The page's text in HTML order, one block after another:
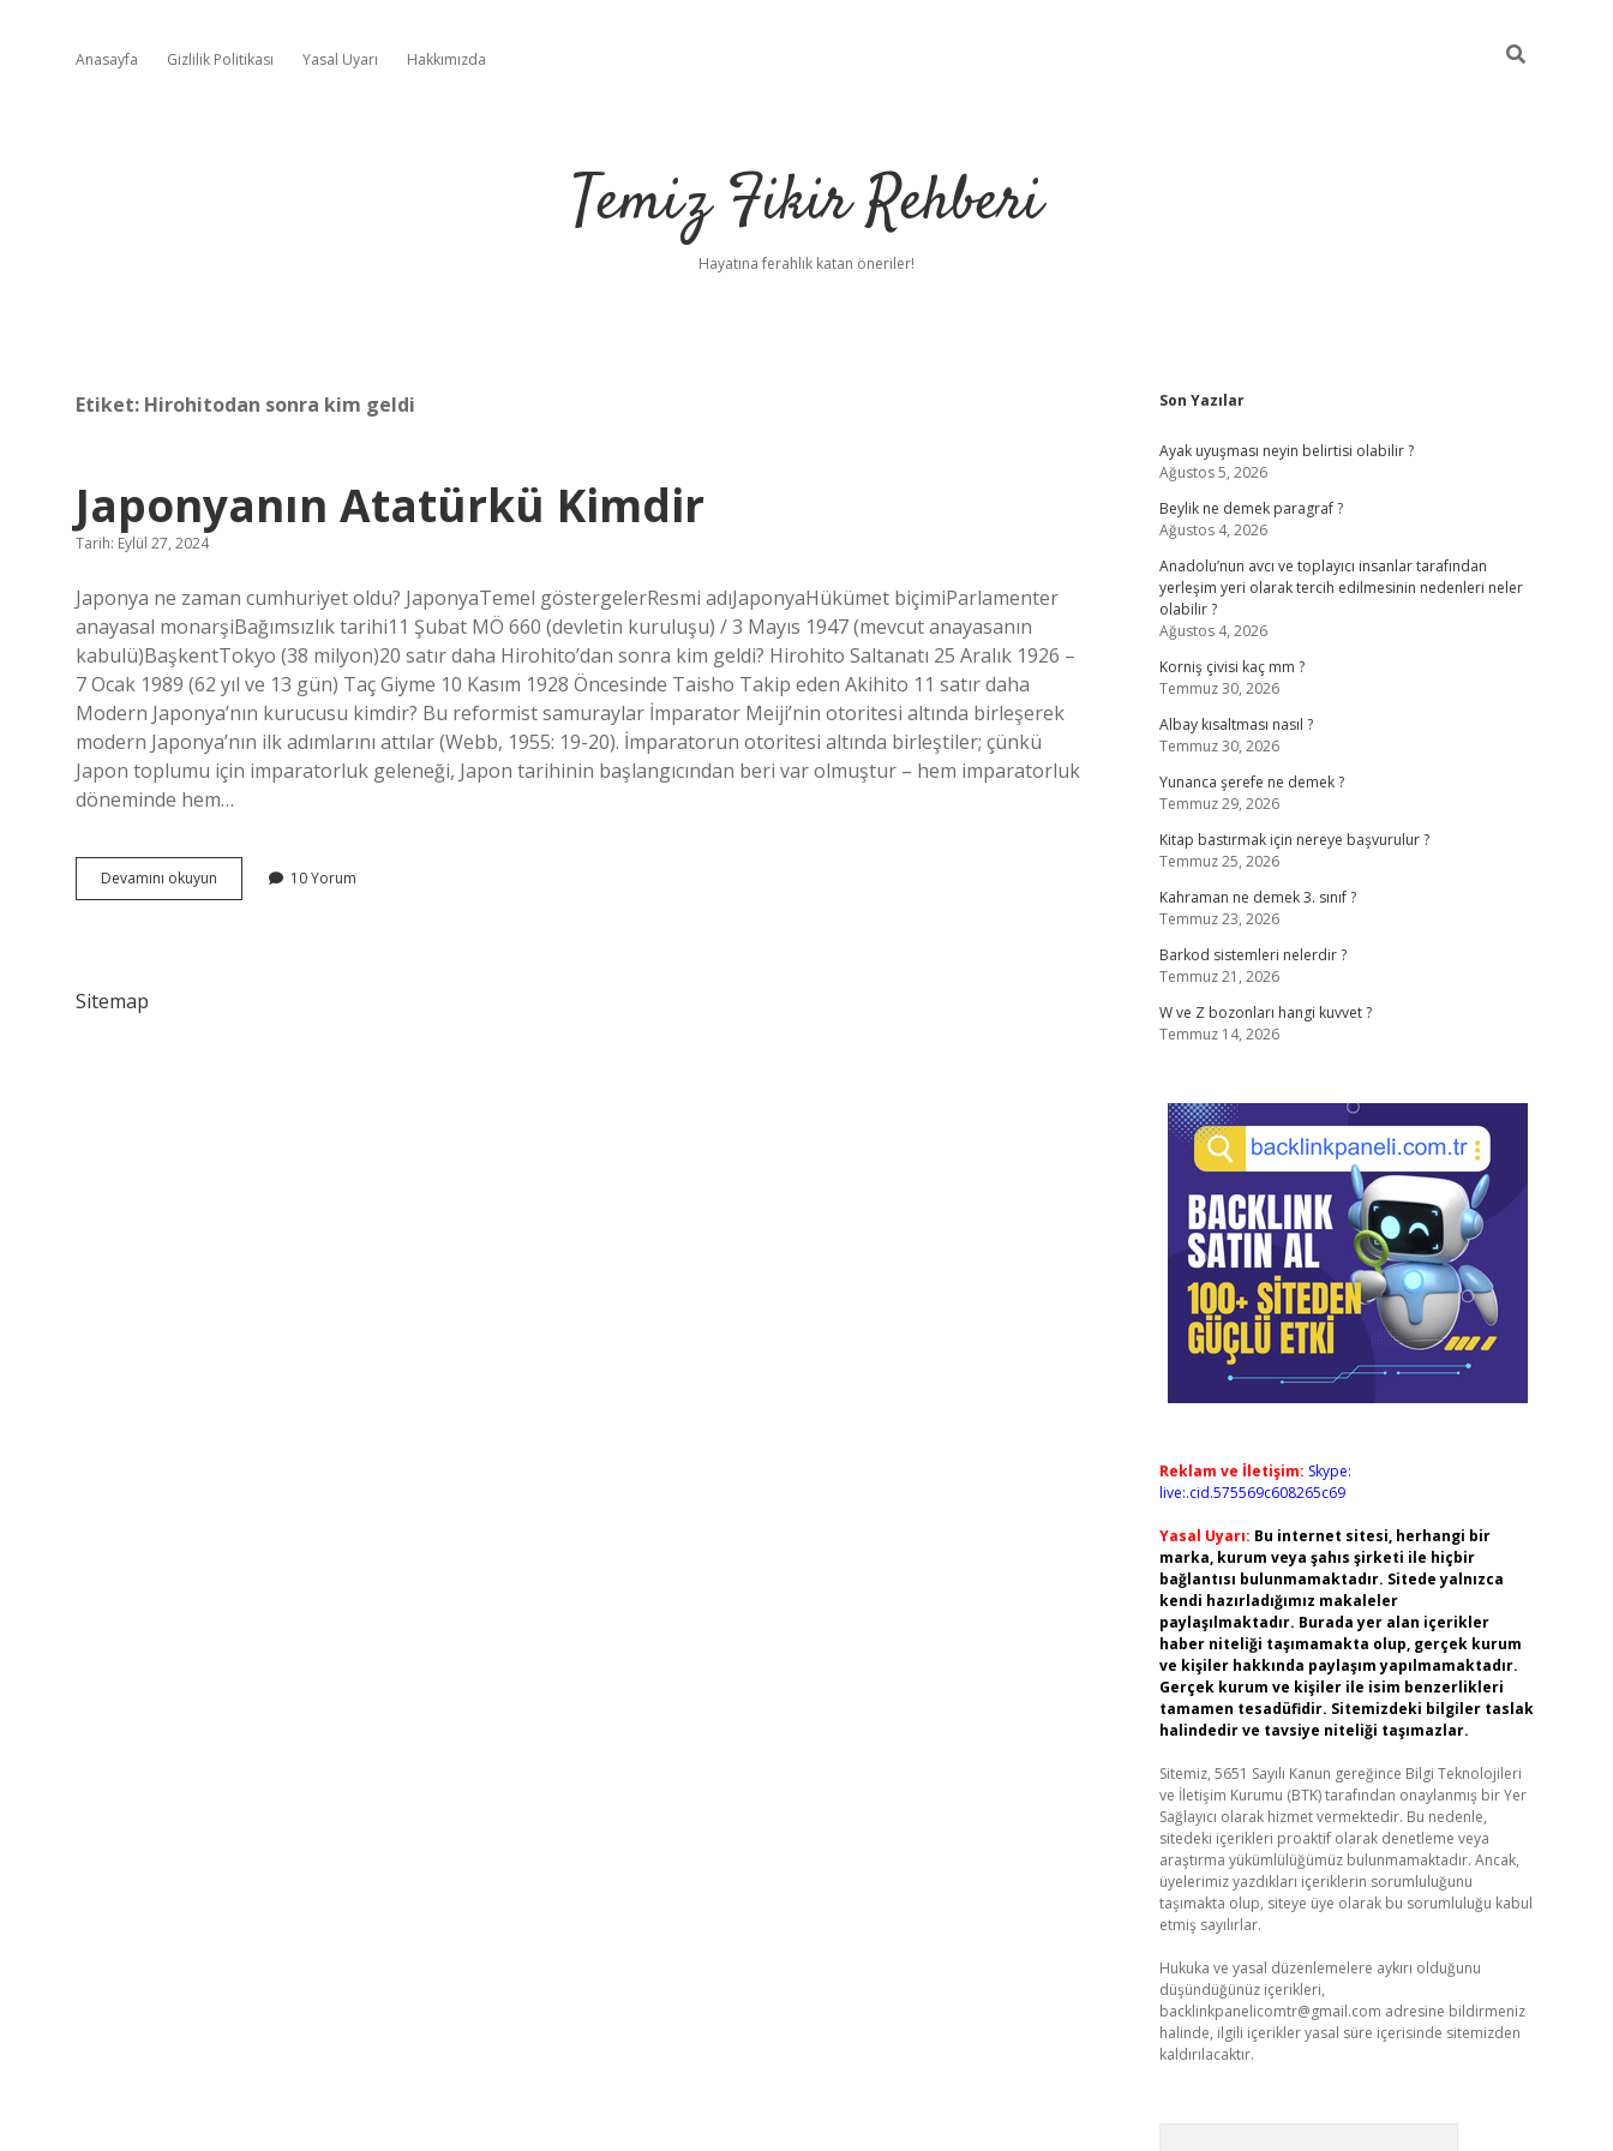
Anasayfa Gizlilik Politikası Yasal Uyarı Hakkımızda
Temiz Fikir Rehberi
Hayatına ferahlık katan öneriler!
Etiket: Hirohitodan sonra kim geldi
Japonyanın Atatürkü Kimdir
Tarih: Eylül 27, 2024
Japonya ne zaman cumhuriyet oldu? JaponyaTemel göstergelerResmi adıJaponyaHükümet biçimiParlamenter
anayasal monarşiBağımsızlık tarihi11 Şubat MÖ 660 (devletin kuruluşu) / 3 Mayıs 1947 (mevcut anayasanın
kabulü)BaşkentTokyo (38 milyon)20 satır daha Hirohito’dan sonra kim geldi? Hirohito Saltanatı 25 Aralık 1926 –
7 Ocak 1989 (62 yıl ve 13 gün) Taç Giyme 10 Kasım 1928 Öncesinde Taisho Takip eden Akihito 11 satır daha
Modern Japonya’nın kurucusu kimdir? Bu reformist samuraylar İmparator Meiji’nin otoritesi altında birleşerek
modern Japonya’nın ilk adımlarını attılar (Webb, 1955: 19-20). İmparatorun otoritesi altında birleştiler; çünkü
Japon toplumu için imparatorluk geleneği, Japon tarihinin başlangıcından beri var olmuştur – hem imparatorluk
döneminde hem…
Devamını okuyun Japonyanın
Atatürkü
10 Yorum
Sitemap
Sidebar
Son Yazılar
Ayak uyuşması neyin belirtisi olabilir ?
Ağustos 5, 2026
Beylik ne demek paragraf ?
Ağustos 4, 2026
Anadolu’nun avcı ve toplayıcı insanlar tarafından
yerleşim yeri olarak tercih edilmesinin nedenleri neler
olabilir ?
Ağustos 4, 2026
Korniş çivisi kaç mm ?
Temmuz 30, 2026
Albay kısaltması nasıl ?
Temmuz 30, 2026
Yunanca şerefe ne demek ?
Temmuz 29, 2026
Kitap bastırmak için nereye başvurulur ?
Temmuz 25, 2026
Kahraman ne demek 3. sınıf ?
Temmuz 23, 2026
Barkod sistemleri nelerdir ?
Temmuz 21, 2026
W ve Z bozonları hangi kuvvet ?
Temmuz 14, 2026
Reklam ve İletişim: Skype:
live:.cid.575569c608265c69
Yasal Uyarı: Bu internet sitesi, herhangi bir
marka, kurum veya şahıs şirketi ile hiçbir
bağlantısı bulunmamaktadır. Sitede yalnızca
kendi hazırladığımız makaleler
paylaşılmaktadır. Burada yer alan içerikler
haber niteliği taşımamakta olup, gerçek kurum
ve kişiler hakkında paylaşım yapılmamaktadır.
Gerçek kurum ve kişiler ile isim benzerlikleri
tamamen tesadüfidir. Sitemizdeki bilgiler taslak
halindedir ve tavsiye niteliği taşımazlar.
Sitemiz, 5651 Sayılı Kanun gereğince Bilgi Teknolojileri
ve İletişim Kurumu (BTK) tarafından onaylanmış bir Yer
Sağlayıcı olarak hizmet vermektedir. Bu nedenle,
sitedeki içerikleri proaktif olarak denetleme veya
araştırma yükümlülüğümüz bulunmamaktadır. Ancak,
üyelerimiz yazdıkları içeriklerin sorumluluğunu
taşımakta olup, siteye üye olarak bu sorumluluğu kabul
etmiş sayılırlar.
Hukuka ve yasal düzenlemelere aykırı olduğunu
düşündüğünüz içerikleri,
backlinkpanelicomtr@gmail.com adresine bildirmeniz
halinde, ilgili içerikler yasal süre içerisinde sitemizden
kaldırılacaktır.